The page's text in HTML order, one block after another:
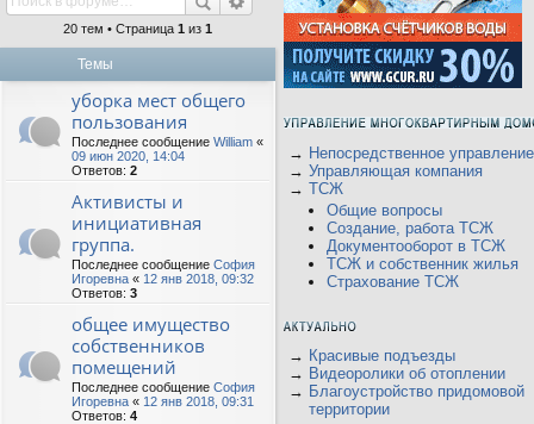
20 тем • Страница 1 из 1
Темы
уборка мест общего
пользования
Последнее сообщение William «
09 июн 2020, 14:04
Ответов: 2
Активисты и
инициативная
группа.
Последнее сообщение София
Игоревна « 12 янв 2018, 09:32
Ответов: 3
общее имущество
собственников
помещений
Последнее сообщение София
Игоревна « 12 янв 2018, 09:31
Ответов: 4
→ Непосредственное управление
→ Управляющая компания
→ ТСЖ
Общие вопросы
Создание, работа ТСЖ
Документооборот в ТСЖ
ТСЖ и собственник жилья
Страхование ТСЖ
→ Красивые подъезды
→ Видеоролики об отоплении
→ Благоустройство придомовой
территории